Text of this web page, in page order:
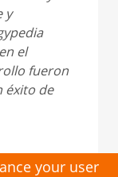
y
el
fueron
éxito de
your user